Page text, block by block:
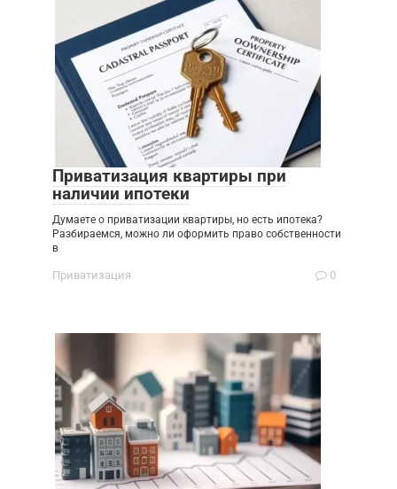
Приватизация квартиры при
наличии ипотеки
Думаете о приватизации квартиры, но есть ипотека?
Разбираемся, можно ли оформить право собственности
в
Приватизация 0